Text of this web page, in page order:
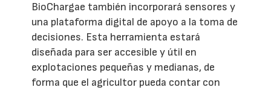
BioChargae también incorporará sensores y
una plataforma digital de apoyo a la toma de
decisiones. Esta herramienta estará
diseñada para ser accesible y útil en
explotaciones pequeñas y medianas, de
forma que el agricultor pueda contar con